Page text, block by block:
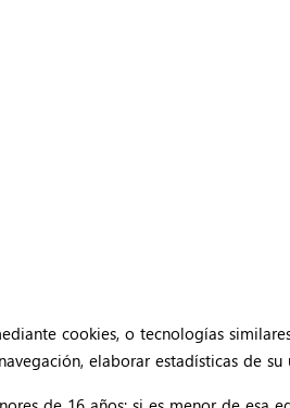
cookies, o tecnologías
elaborar estadísticas de su